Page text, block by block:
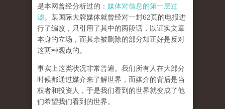
是本网曾经分析过的： 媒体对信息的第一层过
滤。某国际大牌媒体就曾经对一封62页的电报进
行了编改，只引用了其中的两段话，以证实文章
本身的立场，而其余被删除的部分却正好是反对
这两种观点的。
事实上这类状况非常普遍。我们所有人在大部分
时候都通过媒介来了解世界，而媒介的背后是当
权者和投资人，于是我们看到的世界就变成了他
们希望我们看到的世界。